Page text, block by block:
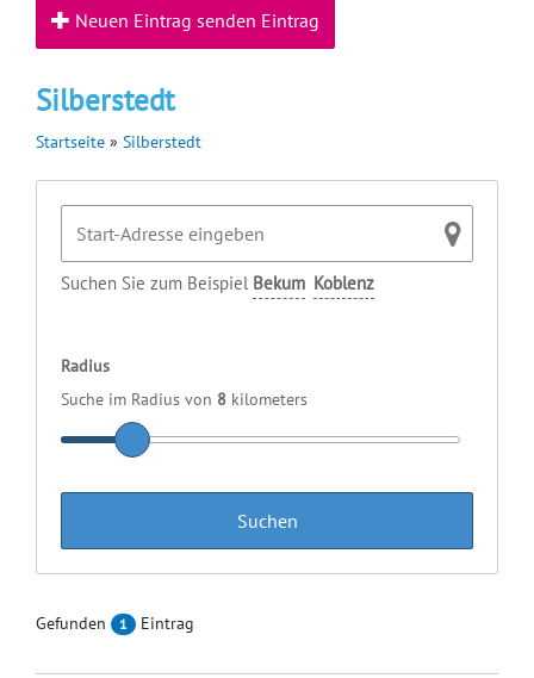
Neuen Eintrag senden Eintrag
Silberstedt
Startseite » Silberstedt
Suchen Sie zum Beispiel Bekum Koblenz
Radius
Suche im Radius von 8 kilometers
Gefunden 1 Eintrag